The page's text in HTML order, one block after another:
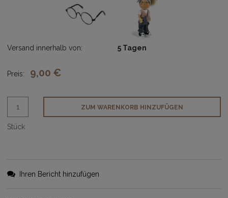
Versand innerhalb von: 5 Tagen
Preis: 9,00 €
Stück
ZUM WARENKORB HINZUFÜGEN
Ihren Bericht hinzufügen